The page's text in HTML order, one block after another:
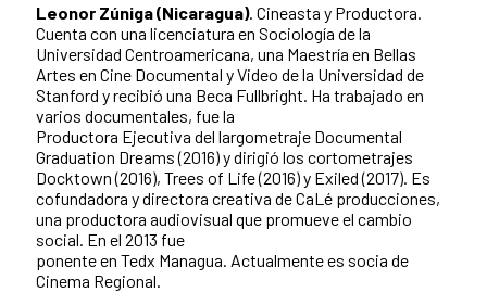
Leonor Zúniga (Nicaragua). Cineasta y Productora.
Cuenta con una licenciatura en Sociología de la
Universidad Centroamericana, una Maestría en Bellas
Artes en Cine Documental y Video de la Universidad de
Stanford y recibió una Beca Fullbright. Ha trabajado en
varios documentales, fue la
Productora Ejecutiva del largometraje Documental
Graduation Dreams (2016) y dirigió los cortometrajes
Docktown (2016), Trees of Life (2016) y Exiled (2017). Es
cofundadora y directora creativa de CaLé producciones,
una productora audiovisual que promueve el cambio
social. En el 2013 fue
ponente en Tedx Managua. Actualmente es socia de
Cinema Regional.